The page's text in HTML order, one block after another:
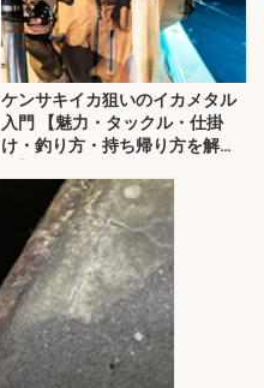
ケンサキイカ狙いのイカメタル
入門 【魅力・タックル・仕掛
け・釣り方・持ち帰り方を解